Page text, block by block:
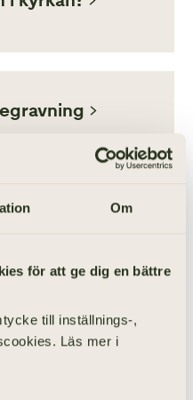
Om
för att ge dig en bättre
till inställnings-,
Läs mer i
OSS